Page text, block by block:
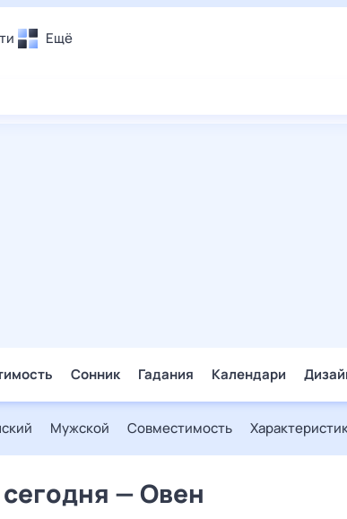
Ещё
Сонник Гадания Календари
Мужской Совместимость
— Овен